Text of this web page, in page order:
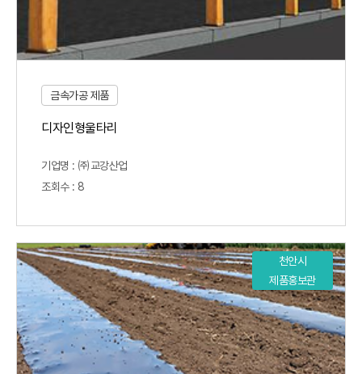
금속가공 제품
디자인형울타리
기업명 : ㈜교강산업
조회수 : 8
천안시
제품홍보관